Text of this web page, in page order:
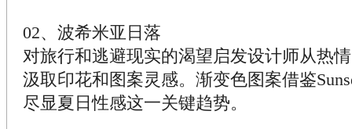
02、波希米亚日落
对旅行和逃避现实的渴望启发设计师从热
汲取印花和图案灵感。渐变色图案借鉴
尽显夏日性感这一关键趋势。